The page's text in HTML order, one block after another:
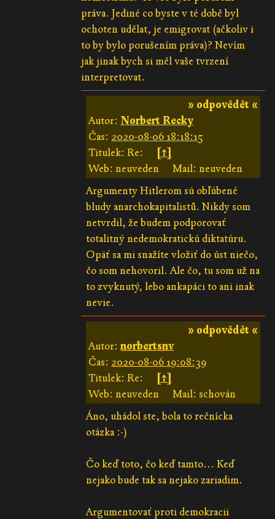
práva. Jediné co byste v té době byl
ochoten udělat, je emigrovat (ačkoliv i
to by bylo porušením práva)? Nevím
jak jinak bych si měl vaše tvrzení
interpretovat.
» odpovědět «
Autor:Norbert Recky
Čas: 2020-08-06 18:18:15
Titulek: Re:
[↑]
Web: neuveden
Mail: neuveden
Argumenty Hitlerom sú obľúbené
bludy anarchokapitalistů. Nikdy som
netvrdil, že budem podporovať
totalitný nedemokratickú diktatúru.
Opäť sa mi snažíte vložiť do úst niečo,
čo som nehovoril. Ale čo, tu som už na
to zvyknutý, lebo ankapáci to ani inak
nevie.
» odpovědět «
Autor:norbertsnv
Čas: 2020-08-06 19:08:39
Titulek: Re:
[↑]
Web: neuveden
Mail: schován
Áno, uhádol ste, bola to rečnícka
otázka :-)
Čo keď toto, čo keď tamto... Keď
nejako bude tak sa nejako zariadim.
Argumentovať proti demokracii